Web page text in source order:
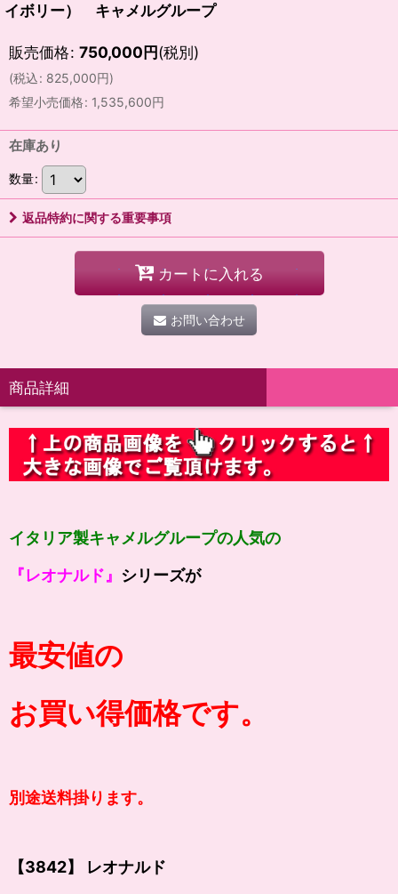
イボリー） キャメルグループ
販売価格: 750,000円(税別)
(税込: 825,000円)
希望小売価格: 1,535,600円
在庫あり
数量:
返品特約に関する重要事項
カートに入れる
お問い合わせ
商品詳細
イタリア製キャメルグループの人気の
『レオナルド』 シリーズが
最安値の
お買い得価格です。
別途送料掛ります。
【3842】 レオナルド